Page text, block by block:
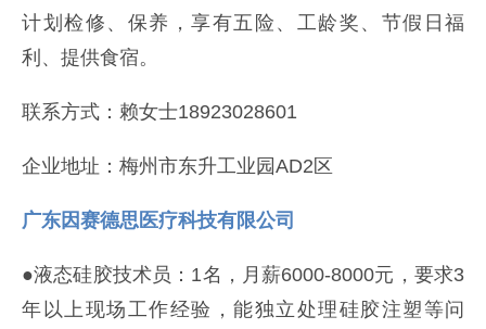
计划检修、保养，享有五险、工龄奖、节假日福
利、提供食宿。
联系方式：赖女士18923028601
企业地址：梅州市东升工业园AD2区
广东因赛德思医疗科技有限公司
●液态硅胶技术员：1名，月薪6000-8000元，要求3
年以上现场工作经验，能独立处理硅胶注塑等问